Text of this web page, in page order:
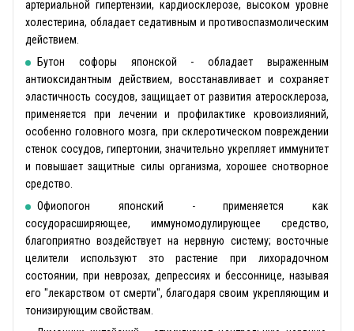
артериальной гипертензии, кардиосклерозе, высоком уровне
холестерина, обладает седативным и противоспазмолическим
действием.
Бутон софоры японской - обладает выраженным
антиоксидантным действием, восстанавливает и сохраняет
эластичность сосудов, защищает от развития атеросклероза,
применяется при лечении и профилактике кровоизлияний,
особенно головного мозга, при склеротическом повреждении
стенок сосудов, гипертонии, значительно укрепляет иммунитет
и повышает защитные силы организма, хорошее снотворное
средство.
Офиопогон японский - применяется как
сосудорасширяющее, иммуномодулирующее средство,
благоприятно воздействует на нервную систему; восточные
целители используют это растение при лихорадочном
состоянии, при неврозах, депрессиях и бессоннице, называя
его "лекарством от смерти", благодаря своим укрепляющим и
тонизирующим свойствам.